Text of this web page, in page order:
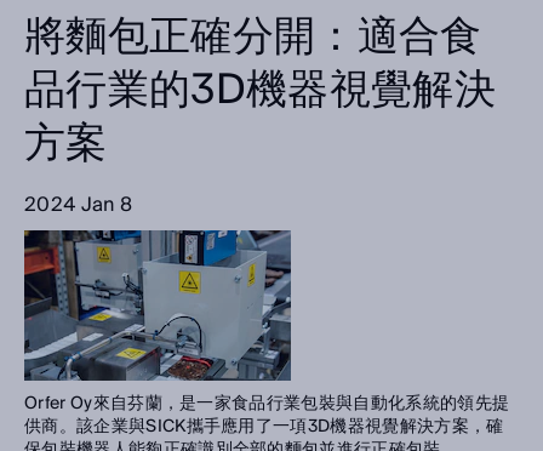
將麵包正確分開：適合食
品行業的3D機器視覺解決
方案
2024 Jan 8
Orfer Oy來自芬蘭，是一家食品行業包裝與自動化系統的領先提
供商。該企業與SICK攜手應用了一項3D機器視覺解決方案，確